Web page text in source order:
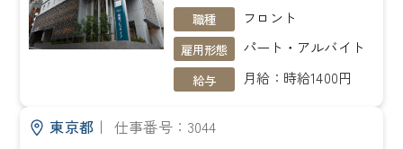
職種 フロント
雇用形態 パート・アルバイト
給与 月給：時給1400円
東京都｜ 仕事番号：3044